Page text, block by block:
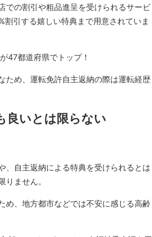
での割引や粗品進呈を受けられるサービ
引する嬉しい特典まで用意されていま
47都道府県でトップ！
ため、運転免許自主返納の際は運転経歴
良いとは限らない
、自主返納による特典を受けられるとは
ません。
め、地方都市などでは不安に感じる高齢